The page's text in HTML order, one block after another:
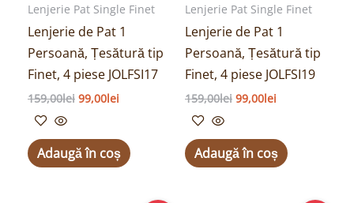
Lenjerie Pat Single Finet
Lenjerie de Pat 1
Persoană, Țesătură tip
Finet, 4 piese JOLFSI17
159,00lei 99,00lei
Adaugă în coș
Lenjerie Pat Single Finet
Lenjerie de Pat 1
Persoană, Țesătură tip
Finet, 4 piese JOLFSI19
159,00lei 99,00lei
Adaugă în coș